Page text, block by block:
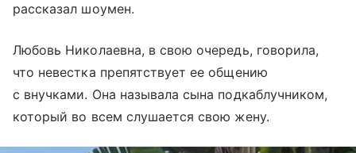
рассказал шоумен.
Любовь Николаевна, в свою очередь, говорила,
что невестка препятствует ее общению
с внучками. Она называла сына подкаблучником,
который во всем слушается свою жену.